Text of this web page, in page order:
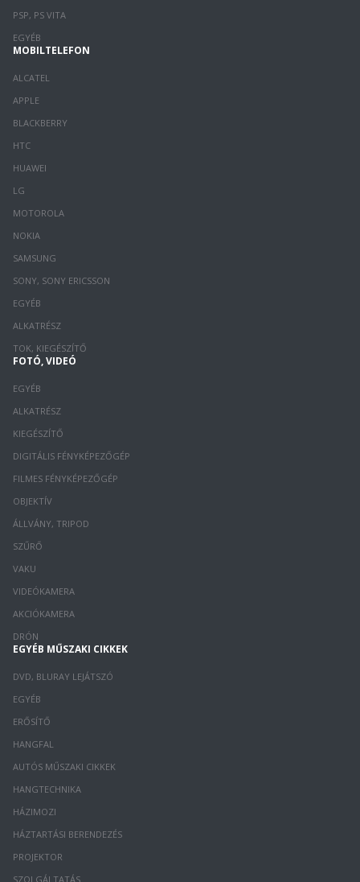
PSP, PS VITA
EGYÉB
MOBILTELEFON
ALCATEL
APPLE
BLACKBERRY
HTC
HUAWEI
LG
MOTOROLA
NOKIA
SAMSUNG
SONY, SONY ERICSSON
EGYÉB
ALKATRÉSZ
TOK, KIEGÉSZÍTŐ
FOTÓ, VIDEÓ
EGYÉB
ALKATRÉSZ
KIEGÉSZÍTŐ
DIGITÁLIS FÉNYKÉPEZŐGÉP
FILMES FÉNYKÉPEZŐGÉP
OBJEKTÍV
ÁLLVÁNY, TRIPOD
SZŰRŐ
VAKU
VIDEÓKAMERA
AKCIÓKAMERA
DRÓN
EGYÉB MŰSZAKI CIKKEK
DVD, BLURAY LEJÁTSZÓ
EGYÉB
ERŐSÍTŐ
HANGFAL
AUTÓS MŰSZAKI CIKKEK
HANGTECHNIKA
HÁZIMOZI
HÁZTARTÁSI BERENDEZÉS
PROJEKTOR
SZOLGÁLTATÁS